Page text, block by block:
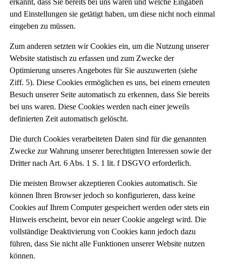
erkannt, dass Sie bereits bei uns waren und welche Eingaben
und Einstellungen sie getätigt haben, um diese nicht noch einmal
eingeben zu müssen.
Zum anderen setzten wir Cookies ein, um die Nutzung unserer
Website statistisch zu erfassen und zum Zwecke der
Optimierung unseres Angebotes für Sie auszuwerten (siehe
Ziff. 5). Diese Cookies ermöglichen es uns, bei einem erneuten
Besuch unserer Seite automatisch zu erkennen, dass Sie bereits
bei uns waren. Diese Cookies werden nach einer jeweils
definierten Zeit automatisch gelöscht.
Die durch Cookies verarbeiteten Daten sind für die genannten
Zwecke zur Wahrung unserer berechtigten Interessen sowie der
Dritter nach Art. 6 Abs. 1 S. 1 lit. f DSGVO erforderlich.
Die meisten Browser akzeptieren Cookies automatisch. Sie
können Ihren Browser jedoch so konfigurieren, dass keine
Cookies auf Ihrem Computer gespeichert werden oder stets ein
Hinweis erscheint, bevor ein neuer Cookie angelegt wird. Die
vollständige Deaktivierung von Cookies kann jedoch dazu
führen, dass Sie nicht alle Funktionen unserer Website nutzen
können.